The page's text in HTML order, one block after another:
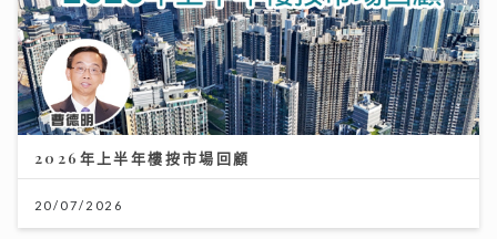
2026年上半年樓按市場回顧
20/07/2026